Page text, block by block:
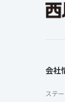
会社
ステ